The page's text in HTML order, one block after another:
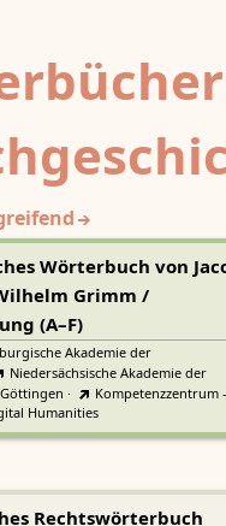
Wörterbuch von
Grimm /
(A–F)
Akademie der
Niedersächsische Akademie der
·
Kompetenzzentrum -
Humanities
Rechtswörterbuch